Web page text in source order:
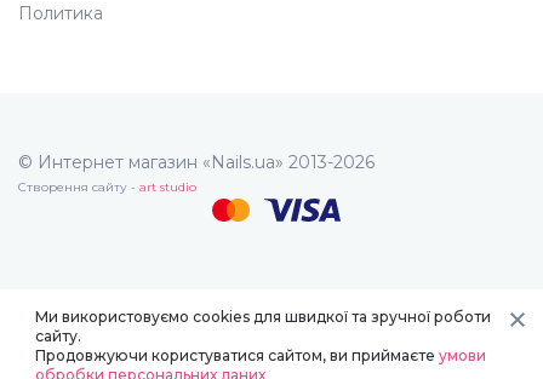
Политика
© Интернет магазин «Nails.ua» 2013-2026
Створення сайту - art studio
Ми використовуємо cookies для швидкої та зручної роботи
сайту.
Продовжуючи користуватися сайтом, ви приймаєте умови
обробки персональних даних